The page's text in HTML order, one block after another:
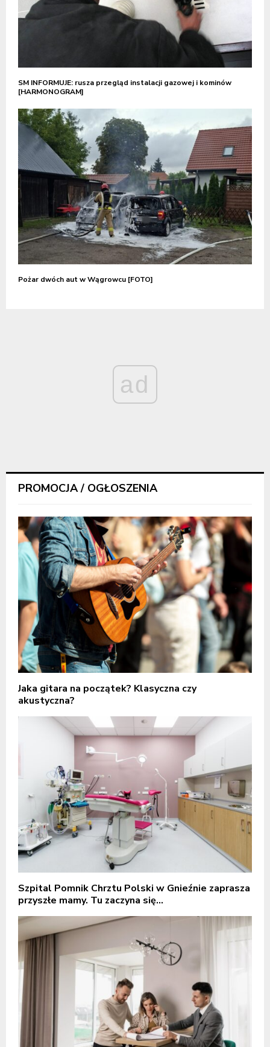
SM INFORMUJE: rusza przegląd instalacji gazowej i kominów
[HARMONOGRAM]
Pożar dwóch aut w Wągrowcu [FOTO]
ad
PROMOCJA / OGŁOSZENIA
Jaka gitara na początek? Klasyczna czy
akustyczna?
Szpital Pomnik Chrztu Polski w Gnieźnie zaprasza
przyszłe mamy. Tu zaczyna się...